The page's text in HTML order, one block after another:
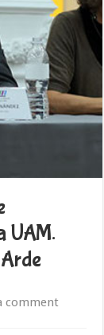
UAM.
comment